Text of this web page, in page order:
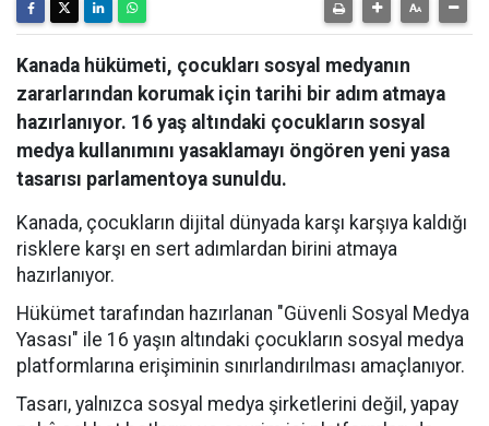
Kanada hükümeti, çocukları sosyal medyanın
zararlarından korumak için tarihi bir adım atmaya
hazırlanıyor. 16 yaş altındaki çocukların sosyal
medya kullanımını yasaklamayı öngören yeni yasa
tasarısı parlamentoya sunuldu.
Kanada, çocukların dijital dünyada karşı karşıya kaldığı
risklere karşı en sert adımlardan birini atmaya
hazırlanıyor.
Hükümet tarafından hazırlanan "Güvenli Sosyal Medya
Yasası" ile 16 yaşın altındaki çocukların sosyal medya
platformlarına erişiminin sınırlandırılması amaçlanıyor.
Tasarı, yalnızca sosyal medya şirketlerini değil, yapay